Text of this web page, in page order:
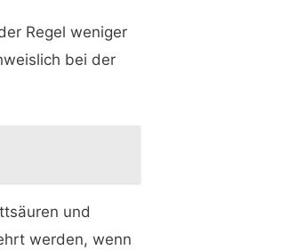
Regel weniger
bei der
und
werden, wenn